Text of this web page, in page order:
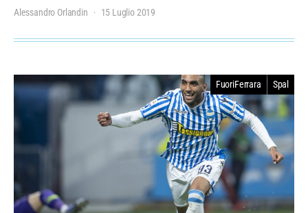
Alessandro Orlandin 15 Luglio 2019
FuoriFerrara Spal